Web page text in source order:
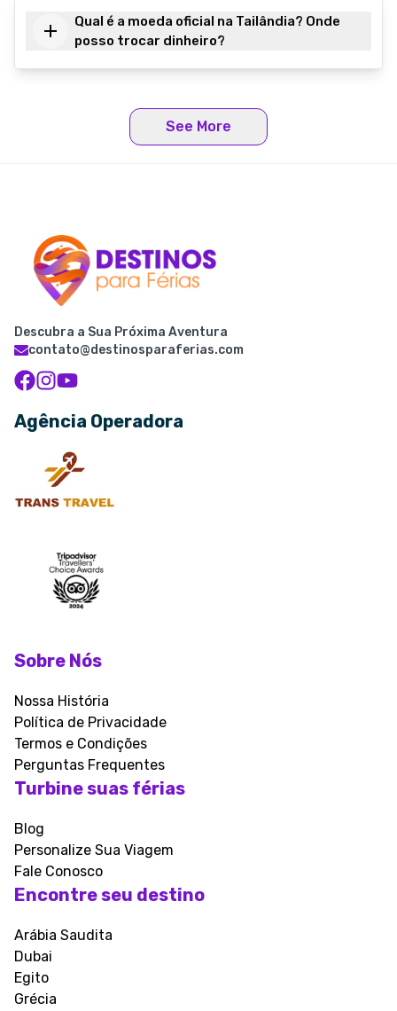
Qual é a moeda oficial na Tailândia? Onde
posso trocar dinheiro?
See More
Descubra a Sua Próxima Aventura
contato@destinosparaferias.com
Agência Operadora
Sobre Nós
Nossa História
Política de Privacidade
Termos e Condições
Perguntas Frequentes
Turbine suas férias
Blog
Personalize Sua Viagem
Fale Conosco
Encontre seu destino
Arábia Saudita
Dubai
Egito
Grécia